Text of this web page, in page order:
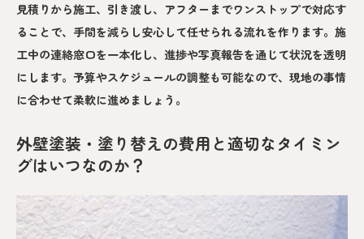
見積りから施工、引き渡し、アフターまでワンストップで対応す
ることで、手間を減らし安心して任せられる流れを作ります。施
工中の連絡窓口を一本化し、進捗や写真報告を通じて状況を透明
にします。予算やスケジュールの調整も可能なので、現地の事情
に合わせて柔軟に進めましょう。
外壁塗装・塗り替えの費用と適切なタイミン
グはいつなのか？